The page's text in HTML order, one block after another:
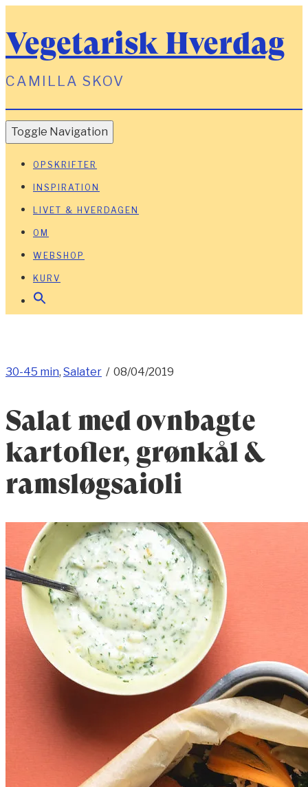
Vegetarisk Hverdag
CAMILLA SKOV
Toggle Navigation
OPSKRIFTER
INSPIRATION
LIVET & HVERDAGEN
OM
WEBSHOP
KURV
30-45 min, Salater / 08/04/2019
Salat med ovnbagte
kartofler, grønkål &
ramsløgsaioli